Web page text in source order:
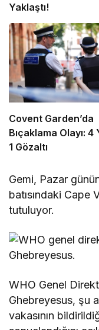
Yaklaştı!
Covent Garden’da
Bıçaklama Olayı: 4
1 Gözaltı
Gemi, Pazar
batısındaki Cape
tutuluyor.
WHO Genel
Ghebreyesus, şu
vakasının